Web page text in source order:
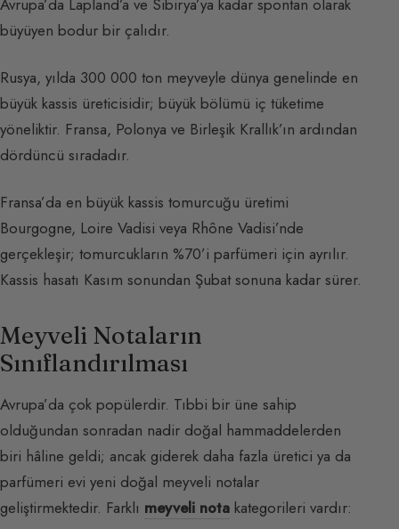
Avrupa’da Lapland’a ve Sibirya’ya kadar spontan olarak
büyüyen bodur bir çalıdır.
Rusya, yılda 300 000 ton meyveyle dünya genelinde en
büyük kassis üreticisidir; büyük bölümü iç tüketime
yöneliktir. Fransa, Polonya ve Birleşik Krallık’ın ardından
dördüncü sıradadır.
Fransa’da en büyük kassis tomurcuğu üretimi
Bourgogne, Loire Vadisi veya Rhône Vadisi’nde
gerçekleşir; tomurcukların %70’i parfümeri için ayrılır.
Kassis hasatı Kasım sonundan Şubat sonuna kadar sürer.
Meyveli Notaların
Sınıflandırılması
Avrupa’da çok popülerdir. Tıbbi bir üne sahip
olduğundan sonradan nadir doğal hammaddelerden
biri hâline geldi; ancak giderek daha fazla üretici ya da
parfümeri evi yeni doğal meyveli notalar
geliştirmektedir. Farklı meyveli nota kategorileri vardır: